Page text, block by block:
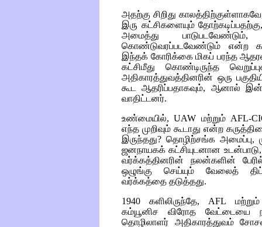
அதற்கு சிறிது
இரு கட்சிகளையும்
அமைத்து
கொண்டுவரப்படவேண்டும் என்ற
இந்தக் கோரிக்கை மிகப் பரந்த
கட்சிமீது கொண்டிருந்த
அதிகாரத்துவத்தினரின் ஒரு
கூட ஆதரிப்பதாகவும், ஆனால்
வாதிட்டனர்.
உண்மையில்,UAW மற்றும் AFL-
எந்த முறிவும் கூடாது என்ற
இருந்தது? தொழிற்சங்க
ஜனநாயகக் கட்சியுடனான
வர்க்கத்தினரின் நலன்களின்
ஒழுங்கு செய்யும் வேலைத்
வர்க்கத்தை தடுத்தது.
1940 களிலிருந்தே, AFL மற்றும்
கம்யூனிச விரோத வேட்டையை
தொழிலாளர் அதிகாரத்துவம்